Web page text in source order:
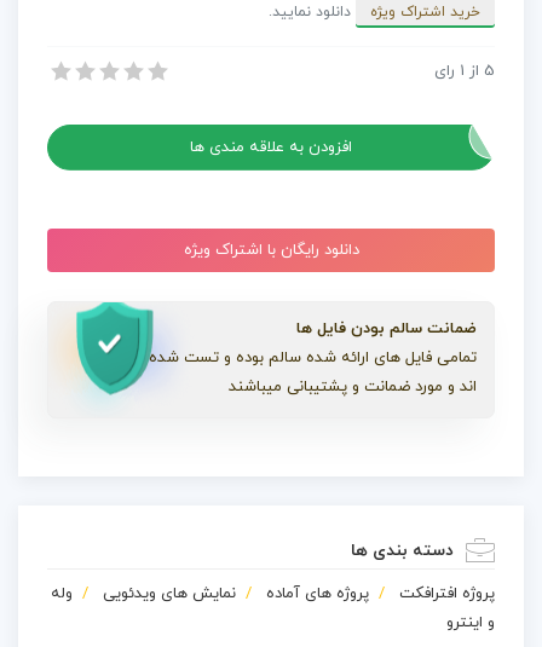
فوتبال
خرید اشتراک ویژه
دانلود نمایید.
پروژه آماده افترافکت معرفی سریع برنامه فوتبال
5 از 1 رای
افزودن به علاقه مندی ها
دانلود رایگان با اشتراک ویژه
ضمانت سالم بودن فایل ها
تمامی فایل های ارائه شده سالم بوده و تست شده
اند و مورد ضمانت و پشتیبانی میباشند
دسته بندی ها
پروژه افترافکت پروژه های آماده نمایش های ویدئویی
وله
و اینترو